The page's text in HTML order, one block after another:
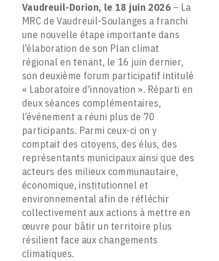
Vaudreuil-Dorion, le 18 juin 2026 – La
MRC de Vaudreuil-Soulanges a franchi
une nouvelle étape importante dans
l’élaboration de son Plan climat
régional en tenant, le 16 juin dernier,
son deuxième forum participatif intitulé
« Laboratoire d’innovation ». Réparti en
deux séances complémentaires,
l’événement a réuni plus de 70
participants. Parmi ceux-ci on y
comptait des citoyens, des élus, des
représentants municipaux ainsi que des
acteurs des milieux communautaire,
économique, institutionnel et
environnemental afin de réfléchir
collectivement aux actions à mettre en
œuvre pour bâtir un territoire plus
résilient face aux changements
climatiques.